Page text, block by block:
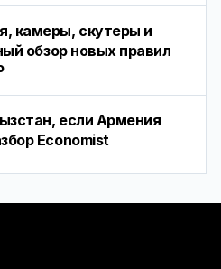
камеры, скутеры и
обзор новых правил
если Армения
Economist